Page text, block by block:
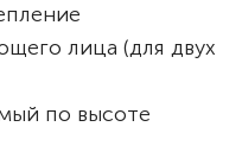
лица (для двух
по высоте